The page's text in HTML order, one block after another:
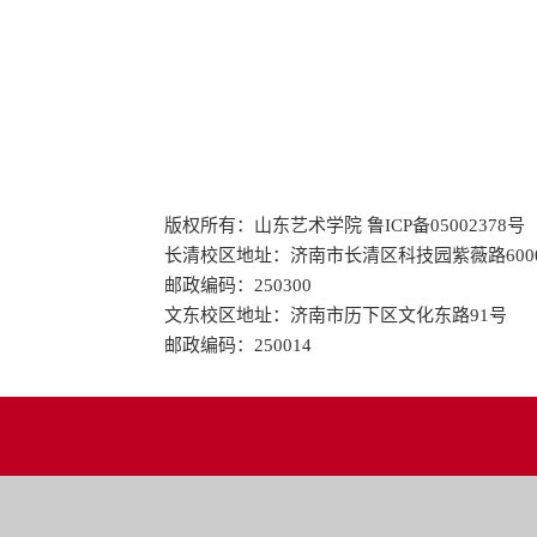
版权所有：山东艺术学院 鲁ICP备05002378号
长清校区地址：济南市长清区科技园紫薇路
邮政编码：250300
文东校区地址：济南市历下区文化东路91号
邮政编码：250014